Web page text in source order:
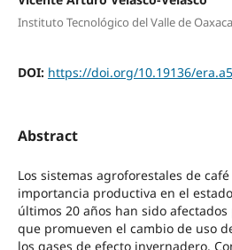
Instituto Tecnológico del Valle de Oaxaca
DOI: https://doi.org/10.19136/
Abstract
Los sistemas agroforestales de café
importancia productiva en el
últimos 20 años han sido
que promueven el cambio de uso
los gases de efecto invernadero.